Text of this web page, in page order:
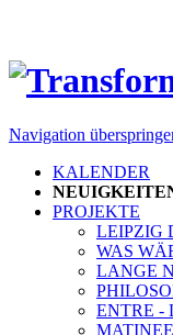
Navigation
KALENDER
PROJEKTE
LEIPZIG
WAS
LANGE
ENTRE -